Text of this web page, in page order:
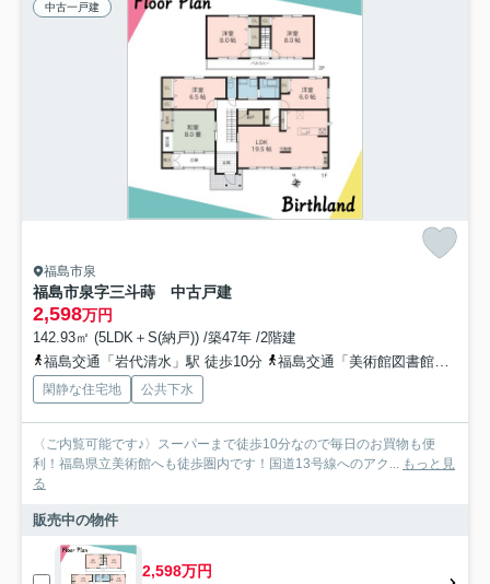
中古一戸建
福島市泉
福島市泉字三斗蒔 中古戸建
2,598万円
142.93㎡ (5LDK＋S(納戸)) /築47年 /2階建
福島交通「岩代清水」駅 徒歩10分
福島交通「美術館図書館前」駅 徒歩16分
閑静な住宅地 公共下水
〈ご内覧可能です♪〉スーパーまで徒歩10分なので毎日のお買物も便
利！福島県立美術館へも徒歩圏内です！国道13号線へのアク... もっと見
る
販売中の物件
2,598万円